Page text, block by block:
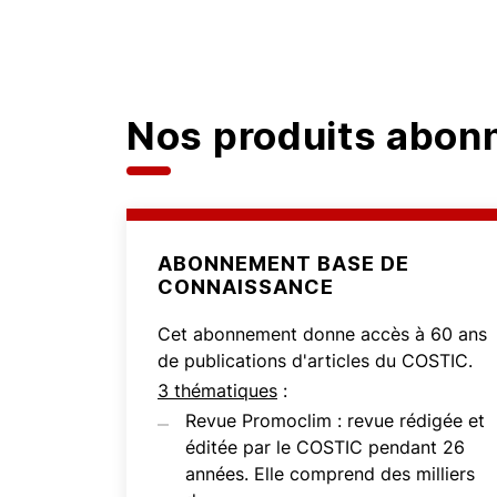
Nos produits
ABONNEMENT BASE DE
CONNAISSANCE
Cet abonnement donne accès à 60 ans
de publications d'articles du COSTIC.
3 thématiques :
Revue Promoclim : revue rédigée et
éditée par le COSTIC pendant 26
années. Elle comprend des milliers